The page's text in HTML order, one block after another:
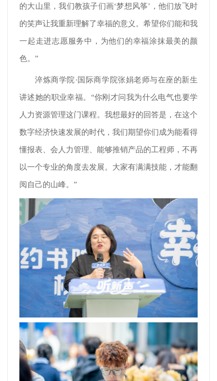
的大山里，我们教孩子们画‘梦想风筝’，他们放飞时
的笑声让我重新理解了幸福的意义。希望你们能和我
一起走进志愿服务中，为他们的幸福涂抹最美的颜
色。”
淬炼商学院·国际商学院张娟老师与在座的新生
讲述她的职业幸福。“你刚才问我为什么电气也要学
人力资源管理这门课程。我想最好的回答是，在这个
数字经济快速发展的时代，我们期望你们成为能看得
懂报表、会人力管理、能够推销产品的工程师，不再
以一个专业的角度去发展。大家有满满技能，才能翻
阅自己的山峰。”